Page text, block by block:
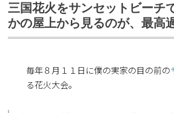
三国花火をサンセットビーチ
かの屋上から見るのが、最高
毎年８月１１日に僕の実家の目の前の
る花火大会。